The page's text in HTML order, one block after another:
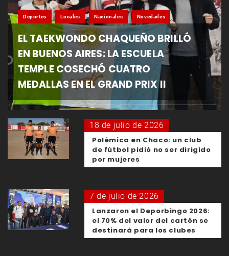
Deportes Locales Nacionales Novedades
EL TAEKWONDO CHAQUEÑO BRILLÓ
EN BUENOS AIRES: LA ESCUELA
TEMPLE COSECHÓ CUATRO
MEDALLAS EN EL GRAND PRIX II
18 de julio de 2026
Polémica en Chaco: un club
de fútbol pidió no ser dirigido
por mujeres
7 de julio de 2026
Lanzaron el Deporbingo 2026:
el 70% del valor del cartón se
destinará para los clubes